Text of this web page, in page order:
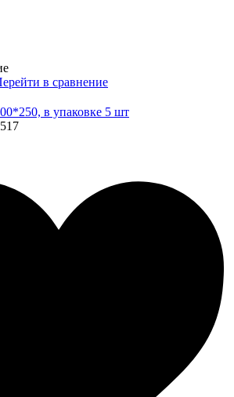
в сравнение
в упаковке 5 шт